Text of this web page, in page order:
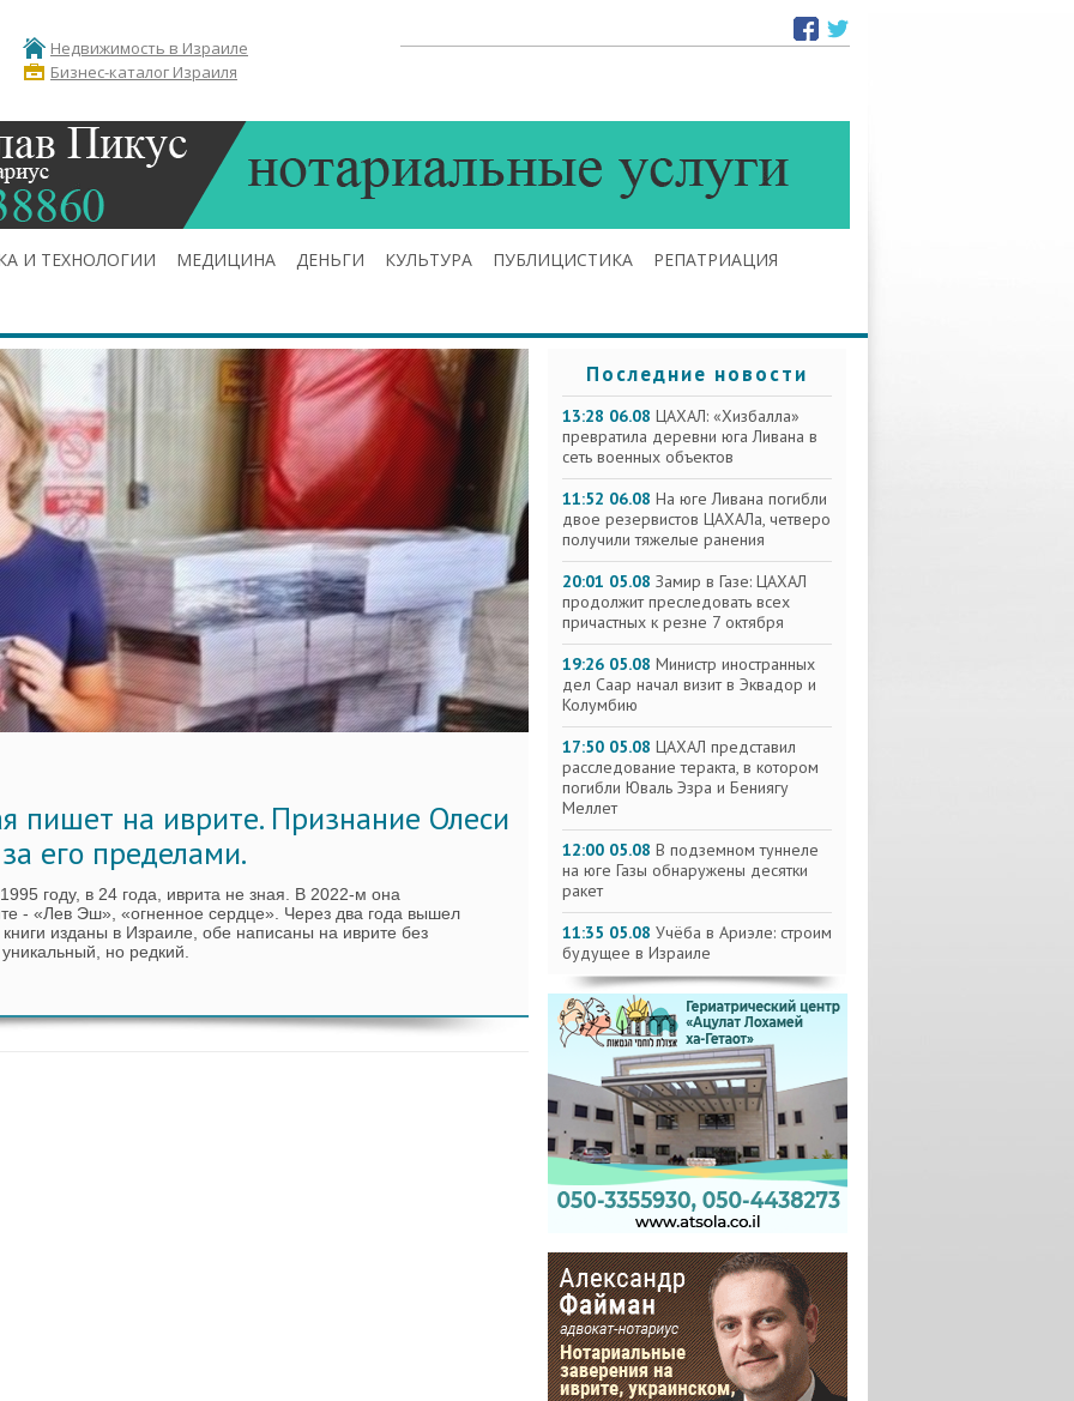
Недвижимость в Израиле
Бизнес-каталог Израиля
И ТЕХНОЛОГИИ МЕДИЦИНА ДЕНЬГИ КУЛЬТУРА ПУБЛИЦИСТИКА РЕПАТРИАЦИЯ
пишет на иврите. Признание Олеси
его пределами.
году, в 24 года, иврита не зная. В 2022-м она
- «Лев Эш», «огненное сердце». Через два года вышел
изданы в Израиле, обе написаны на иврите без
но редкий.
Последние новости
13:28 06.08 ЦАХАЛ: «Хизбалла»
превратила деревни юга Ливана в
сеть военных объектов
11:52 06.08 На юге Ливана погибли
двое резервистов ЦАХАЛа, четверо
получили тяжелые ранения
20:01 05.08 Замир в Газе: ЦАХАЛ
продолжит преследовать всех
причастных к резне 7 октября
19:26 05.08 Министр иностранных
дел Саар начал визит в Эквадор и
Колумбию
17:50 05.08 ЦАХАЛ представил
расследование теракта, в котором
погибли Юваль Эзра и Бениягу
Меллет
12:00 05.08 В подземном туннеле
на юге Газы обнаружены десятки
ракет
11:35 05.08 Учёба в Ариэле: строим
будущее в Израиле